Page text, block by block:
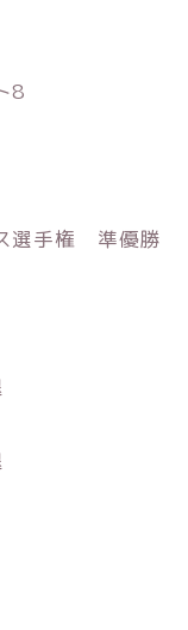
8
選手権 準優勝